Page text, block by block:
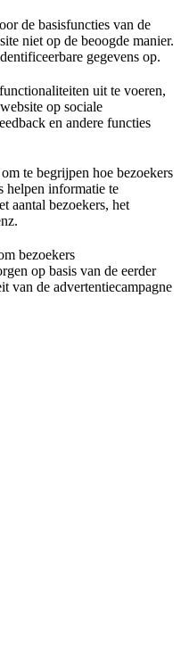
de basisfuncties van de
niet op de beoogde manier.
gegevens op.
uit te voeren,
op sociale
en andere functies
te begrijpen hoe bezoekers
helpen informatie te
aantal bezoekers, het
bezoekers
op basis van de eerder
van de advertentiecampagne